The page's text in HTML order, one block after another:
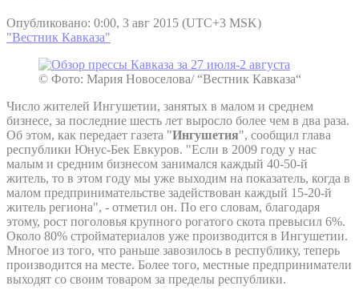
Опубликовано: 0:00, 3 авг 2015 (UTC+3 MSK)
"Вестник Кавказа"
© Фото: Мария Новоселова/ “Вестник Кавказа“
Число жителей Ингушетии, занятых в малом и среднем
бизнесе, за последние шесть лет выросло более чем в два раза.
Об этом, как передает газета "Ингушетия", сообщил глава
республики Юнус-Бек Евкуров. "Если в 2009 году у нас
малым и средним бизнесом занимался каждый 40-50-й
житель, то в этом году мы уже выходим на показатель, когда в
малом предпринимательстве задействован каждый 15-20-й
житель региона", - отметил он. По его словам, благодаря
этому, рост поголовья крупного рогатого скота превысил 6%.
Около 80% стройматериалов уже производится в Ингушетии.
Многое из того, что раньше завозилось в республику, теперь
производится на месте. Более того, местные предприниматели
выходят со своим товаром за пределы республики.